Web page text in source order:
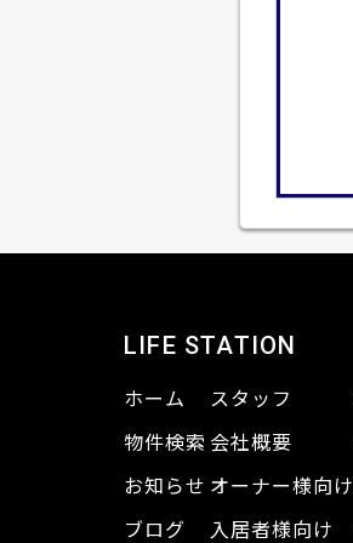
LIFE STATION
ホーム
物件検索
お知らせ
ブログ
スタッフ
会社概要
オーナー様向け
入居者様向け